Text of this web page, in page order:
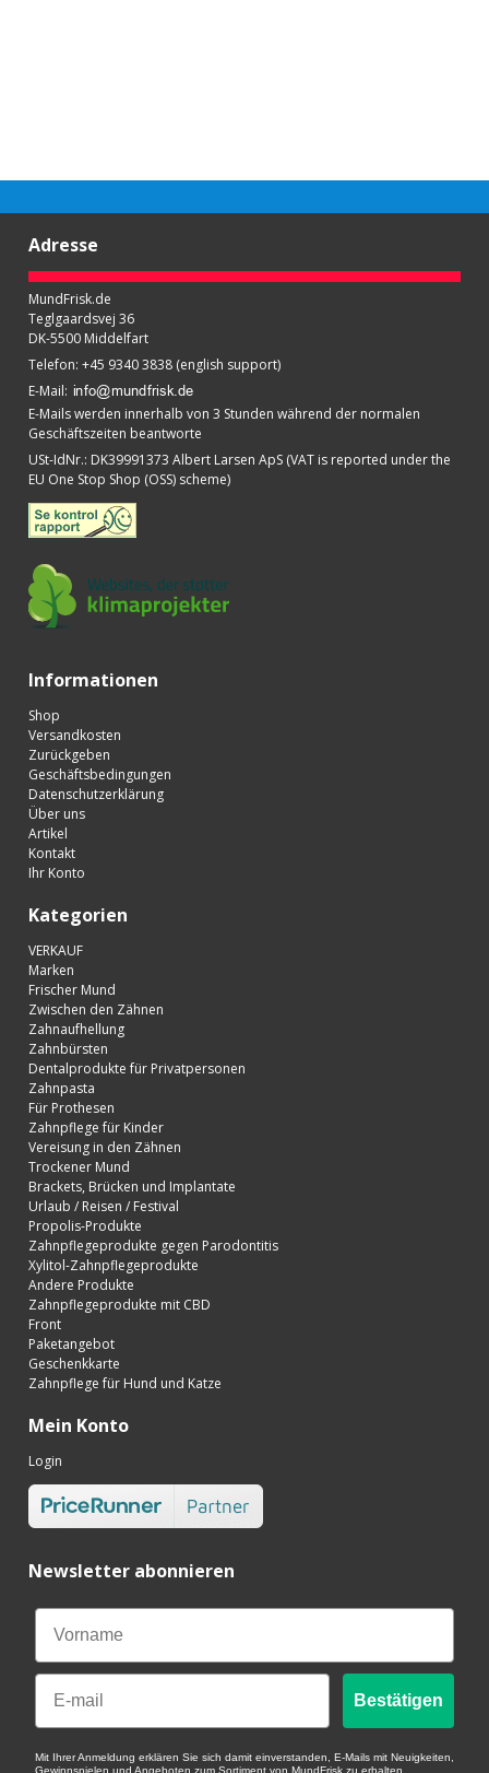
Adresse
MundFrisk.de
Teglgaardsvej 36
DK-5500 Middelfart
Telefon: +45 9340 3838 (english support)
E-Mail:
E-Mails werden innerhalb von 3 Stunden während der normalen
Geschäftszeiten beantworte
USt-IdNr.: DK39991373 Albert Larsen ApS (VAT is reported under the
EU One Stop Shop (OSS) scheme)
Informationen
Shop
Versandkosten
Zurückgeben
Geschäftsbedingungen
Datenschutzerklärung
Über uns
Artikel
Kontakt
Ihr Konto
Kategorien
VERKAUF
Marken
Frischer Mund
Zwischen den Zähnen
Zahnaufhellung
Zahnbürsten
Dentalprodukte für Privatpersonen
Zahnpasta
Für Prothesen
Zahnpflege für Kinder
Vereisung in den Zähnen
Trockener Mund
Brackets, Brücken und Implantate
Urlaub / Reisen / Festival
Propolis-Produkte
Zahnpflegeprodukte gegen Parodontitis
Xylitol-Zahnpflegeprodukte
Andere Produkte
Zahnpflegeprodukte mit CBD
Front
Paketangebot
Geschenkkarte
Zahnpflege für Hund und Katze
Mein Konto
Login
Newsletter abonnieren
Email
Bestätigen
Mit Ihrer Anmeldung erklären Sie sich damit einverstanden, E-Mails mit Neuigkeiten,
Gewinnspielen und Angeboten zum Sortiment von MundFrisk zu erhalten.